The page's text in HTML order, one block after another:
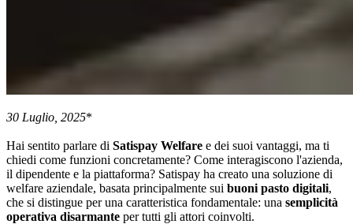
30 Luglio, 2025*
Hai sentito parlare di Satispay Welfare e dei suoi vantaggi, ma ti
chiedi come funzioni concretamente? Come interagiscono l'azienda,
il dipendente e la piattaforma? Satispay ha creato una soluzione di
welfare aziendale, basata principalmente sui buoni pasto digitali,
che si distingue per una caratteristica fondamentale: una semplicità
operativa disarmante per tutti gli attori coinvolti.